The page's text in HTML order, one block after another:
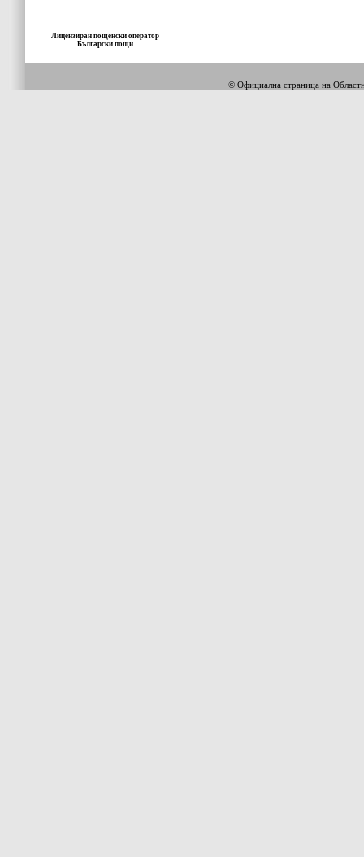
Лицензиран пощенски оператор
Български пощи
© Официална страница на